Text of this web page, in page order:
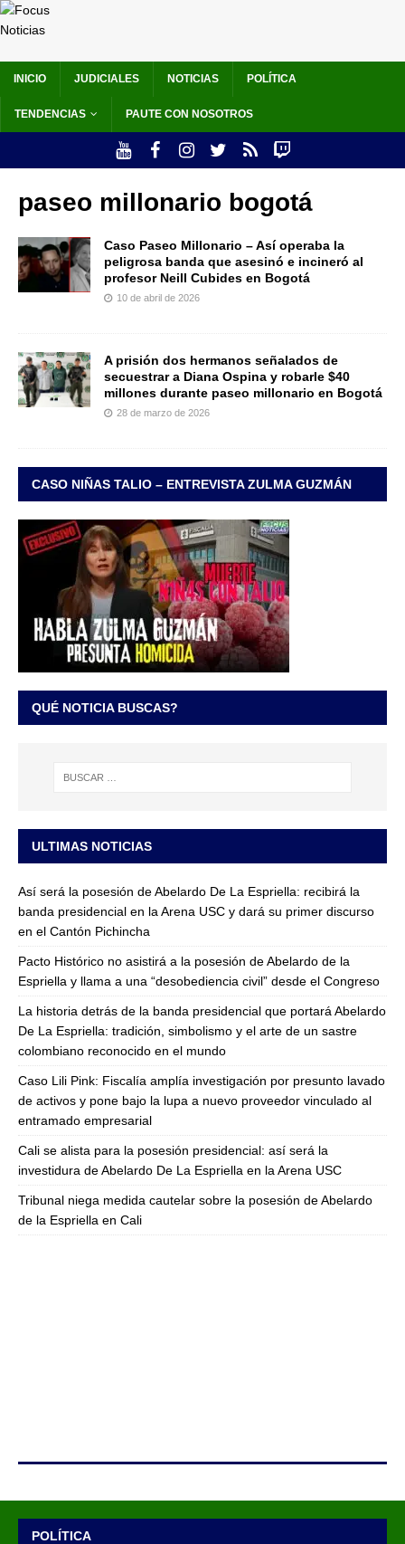
INICIO JUDICIALES NOTICIAS POLÍTICA
TENDENCIAS PAUTE CON NOSOTROS
paseo millonario bogotá
Caso Paseo Millonario – Así operaba la
peligrosa banda que asesinó e incineró al
profesor Neill Cubides en Bogotá
10 de abril de 2026
A prisión dos hermanos señalados de
secuestrar a Diana Ospina y robarle $40
millones durante paseo millonario en Bogotá
28 de marzo de 2026
CASO NIÑAS TALIO – ENTREVISTA ZULMA GUZMÁN
QUÉ NOTICIA BUSCAS?
ULTIMAS NOTICIAS
Así será la posesión de Abelardo De La Espriella: recibirá la
banda presidencial en la Arena USC y dará su primer discurso
en el Cantón Pichincha
Pacto Histórico no asistirá a la posesión de Abelardo de la
Espriella y llama a una “desobediencia civil” desde el Congreso
La historia detrás de la banda presidencial que portará Abelardo
De La Espriella: tradición, simbolismo y el arte de un sastre
colombiano reconocido en el mundo
Caso Lili Pink: Fiscalía amplía investigación por presunto lavado
de activos y pone bajo la lupa a nuevo proveedor vinculado al
entramado empresarial
Cali se alista para la posesión presidencial: así será la
investidura de Abelardo De La Espriella en la Arena USC
Tribunal niega medida cautelar sobre la posesión de Abelardo
de la Espriella en Cali
POLÍTICA